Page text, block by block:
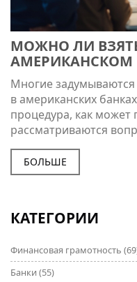
МОЖНО ЛИ
АМЕРИКАНСКОМ
Многие
в американских
процедура, как может
рассматриваются
кредита в США для
требуемые
доступные условия.
одобрение. Прочтите,
БОЛЬШЕ
КАТЕГОРИИ
Финансовая грамотность
Банки (55)